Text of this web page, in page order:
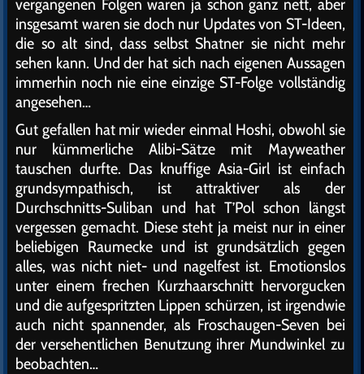
vergangenen Folgen waren ja schon ganz nett, aber
insgesamt waren sie doch nur Updates von ST-Ideen,
die so alt sind, dass selbst Shatner sie nicht mehr
sehen kann. Und der hat sich nach eigenen Aussagen
immerhin noch nie eine einzige ST-Folge vollständig
angesehen…
Gut gefallen hat mir wieder einmal Hoshi, obwohl sie
nur kümmerliche Alibi-Sätze mit Mayweather
tauschen durfte. Das knuffige Asia-Girl ist einfach
grundsympathisch, ist attraktiver als der
Durchschnitts-Suliban und hat T’Pol schon längst
vergessen gemacht. Diese steht ja meist nur in einer
beliebigen Raumecke und ist grundsätzlich gegen
alles, was nicht niet- und nagelfest ist. Emotionslos
unter einem frechen Kurzhaarschnitt hervorgucken
und die aufgespritzten Lippen schürzen, ist irgendwie
auch nicht spannender, als Froschaugen-Seven bei
der versehentlichen Benutzung ihrer Mundwinkel zu
beobachten…